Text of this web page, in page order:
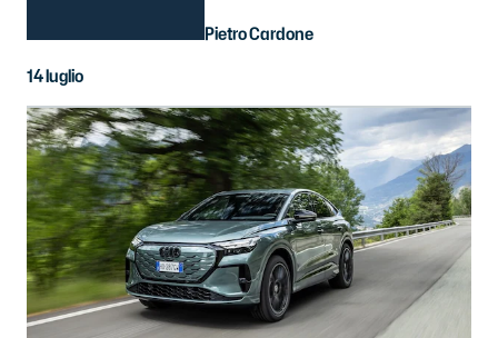
Pietro Cardone
14 luglio